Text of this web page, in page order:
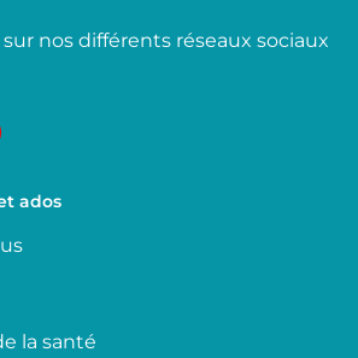
nos différents réseaux sociaux
ados
la santé